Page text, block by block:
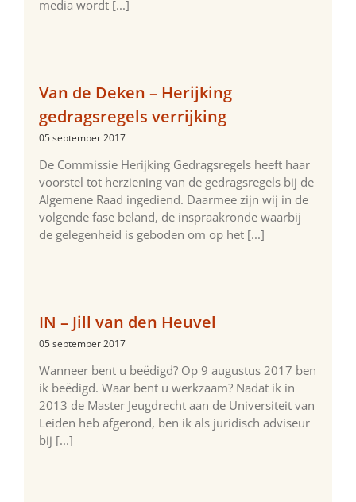
media wordt [...]
Van de Deken – Herijking
gedragsregels verrijking
05 september 2017
De Commissie Herijking Gedragsregels heeft haar
voorstel tot herziening van de gedragsregels bij de
Algemene Raad ingediend. Daarmee zijn wij in de
volgende fase beland, de inspraakronde waarbij
de gelegenheid is geboden om op het [...]
IN – Jill van den Heuvel
05 september 2017
Wanneer bent u beëdigd? Op 9 augustus 2017 ben
ik beëdigd. Waar bent u werkzaam? Nadat ik in
2013 de Master Jeugdrecht aan de Universiteit van
Leiden heb afgerond, ben ik als juridisch adviseur
bij [...]